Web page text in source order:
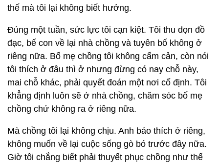
thế mà tôi lại không biết hưởng.
Đúng một tuần, sức lực tôi cạn kiệt. Tôi thu dọn đồ
đạc, bế con về lại nhà chồng và tuyên bố không ở
riêng nữa. Bố mẹ chồng tôi không cấm cản, còn nói
tôi thích ở đâu thì ở nhưng đừng có nay chỗ này,
mai chỗ khác, phải quyết đoán một nơi cố định. Tôi
khẳng định luôn sẽ ở nhà chồng, chăm sóc bố mẹ
chồng chứ không ra ở riêng nữa.
Mà chồng tôi lại không chịu. Anh bảo thích ở riêng,
không muốn về lại cuộc sống gò bó trước đây nữa.
Giờ tôi chẳng biết phải thuyết phục chồng như thế